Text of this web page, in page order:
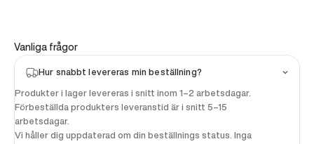
Vanliga frågor
Hur snabbt levereras min beställning?
Produkter i lager levereras i snitt inom 1–2 arbetsdagar.
Förbeställda produkters leveranstid är i snitt 5–15
arbetsdagar.
Vi håller dig uppdaterad om din beställnings status. Inga